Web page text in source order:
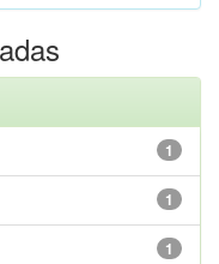
1
1
1